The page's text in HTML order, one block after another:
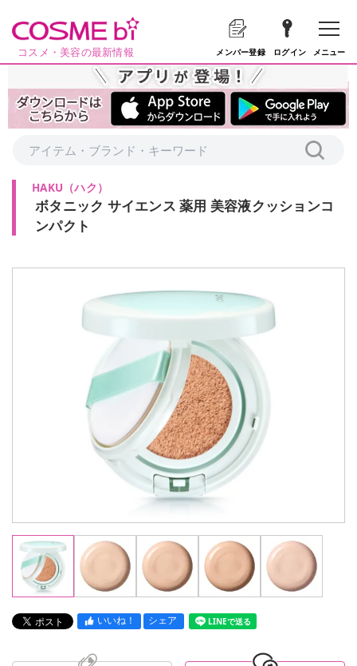
コスメ・美容の最新情報 メンバー登録 ログイン メニュー
HAKU （ハク ）
ボタニック サイエンス 薬用 美容液クッションコ
ンパクト
いいね！ シェア LINEで送る